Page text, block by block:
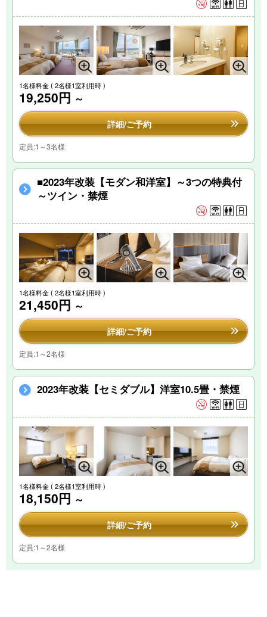
1名様料金( 2名様1室利用時 )
19,250円 ～
詳細/ご予約
定員:1～3名様
■2023年改装【モダン和洋室】～3つの特典付
～ツイン・禁煙
1名様料金( 2名様1室利用時 )
21,450円 ～
詳細/ご予約
定員:1～2名様
2023年改装【セミダブル】洋室10.5畳・禁煙
1名様料金( 2名様1室利用時 )
18,150円 ～
詳細/ご予約
定員:1～2名様